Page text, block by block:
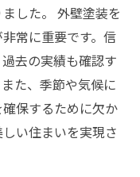
した。 外壁塗装を
常に重要です。信
去の実績も確認す
た、季節や気候に
保するために欠か
い住まいを実現さ